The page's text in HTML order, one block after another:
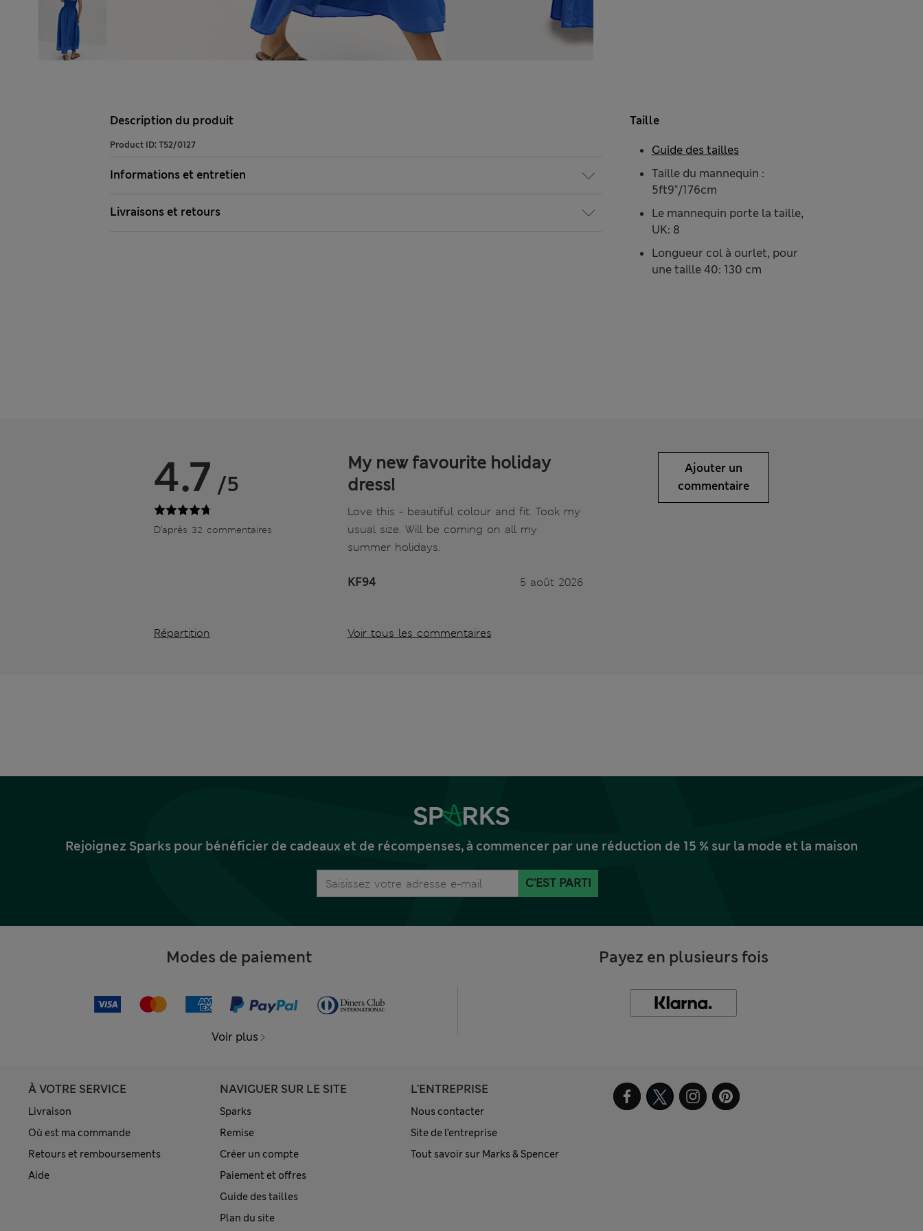
Description du produit
Product ID: T52/0127
Informations et entretien
Livraisons et retours
Taille
Taille du mannequin :
5ft9"/176cm
Le mannequin porte la taille,
UK: 8
Longueur col à ourlet, pour
une taille 40: 130 cm
Guide des tailles
4.7 /5
D’après 32 commentaires
Répartition
My new favourite holiday
dress!
Love this - beautiful colour and fit. Took my
usual size. Will be coming on all my
summer holidays.
KF94 5 août 2026
Voir tous les commentaires
Ajouter un
commentaire
Rejoignez Sparks pour bénéficier de cadeaux et de récompenses, à commencer par une réduction de 15 % sur la mode et la maison
C'EST PARTI
Modes de paiement
Voir plus
Payez en plusieurs fois
À VOTRE SERVICE
Livraison
Où est ma commande
Retours et remboursements
Aide
NAVIGUER SUR LE SITE
Sparks
Remise
Créer un compte
Paiement et offres
Guide des tailles
Plan du site
L'ENTREPRISE
Nous contacter
Site de l’entreprise
Tout savoir sur Marks & Spencer